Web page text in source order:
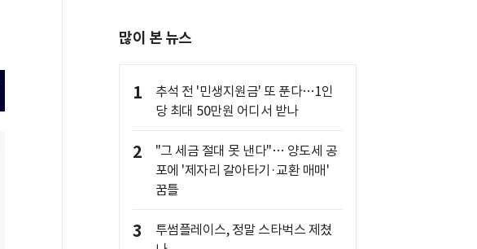
많이 본 뉴스
1
추석 전 '민생지원금' 또 푼다…1인
당 최대 50만원 어디서 받나
2
"그 세금 절대 못 낸다"… 양도세 공
포에 '제자리 갈아타기·교환 매매'
꿈틀
3
투썸플레이스, 정말 스타벅스 제쳤